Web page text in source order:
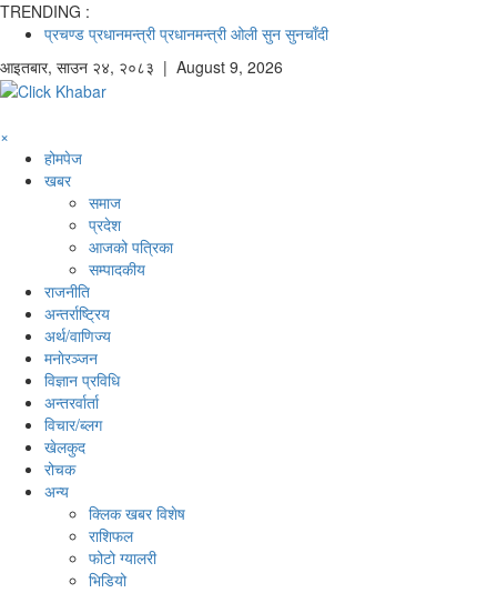
TRENDING :
प्रचण्ड प्रधानमन्त्री प्रधानमन्त्री ओली सुन सुनचाँदी
आइतबार, साउन २४, २०८३ | August 9, 2026
×
होमपेज
खबर
समाज
प्रदेश
आजको पत्रिका
सम्पादकीय
राजनीति
अन्तर्राष्ट्रिय
अर्थ/वाणिज्य
मनाेरञ्जन
विज्ञान प्रविधि
अन्तरर्वार्ता
विचार/ब्लग
खेलकुद
रोचक
अन्य
क्लिक खबर विशेष
राशिफल
फोटो ग्यालरी
भिडियो